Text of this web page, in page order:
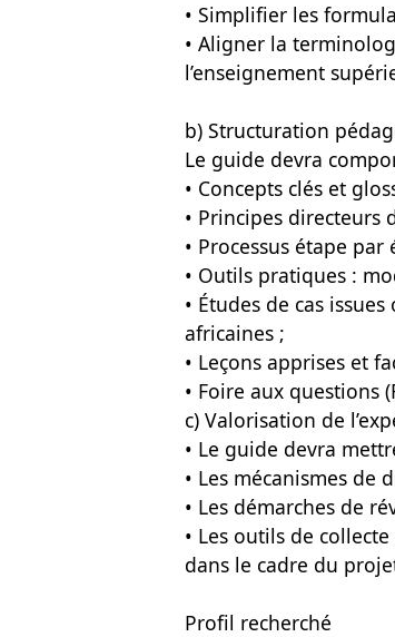
• Simplifier les
• Aligner la
l’enseignement
b) Structuration
Le guide devra
• Concepts clés et
• Principes directeurs
• Processus étape
• Outils pratiques :
• Études de cas
africaines ;
• Leçons apprises et
• Foire aux questions
c) Valorisation de
• Le guide devra
• Les mécanismes
• Les démarches de
• Les outils de
dans le cadre du
Profil recherché